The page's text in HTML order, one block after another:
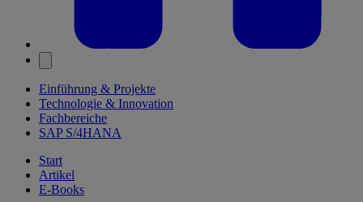
Einführung & Projekte
Technologie & Innovation
Fachbereiche
SAP S/4HANA
Start
Artikel
E-Books